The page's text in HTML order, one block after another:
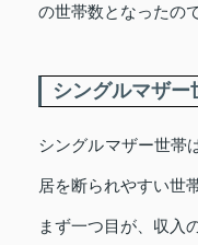
の世帯数となったの
シングルマザー
シングルマザー世帯
居を断られやすい世
まず一つ目が、収入